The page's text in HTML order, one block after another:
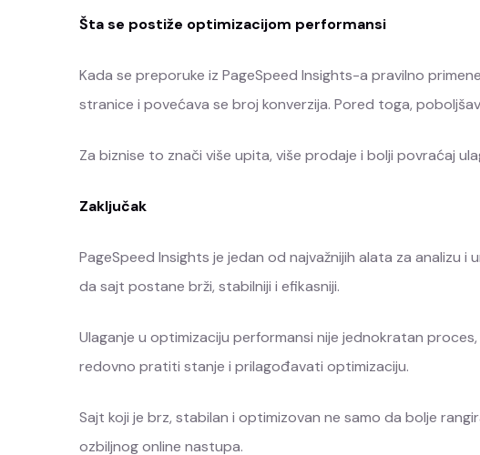
Šta se postiže optimizacijom performansi
Kada se preporuke iz PageSpeed Insights-a pravilno
stranice i povećava se broj konverzija. Pored toga,
Za biznise to znači više upita, više prodaje i bolji povraćaj
Zaključak
PageSpeed Insights je jedan od najvažnijih alata za analizu
da sajt postane brži, stabilniji i efikasniji.
Ulaganje u optimizaciju performansi nije jednokratan
redovno pratiti stanje i prilagođavati optimizaciju.
Sajt koji je brz, stabilan i optimizovan ne samo da bolje
ozbiljnog online nastupa.